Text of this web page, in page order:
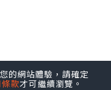
的網站體驗，請確定
款才可繼續瀏覽。